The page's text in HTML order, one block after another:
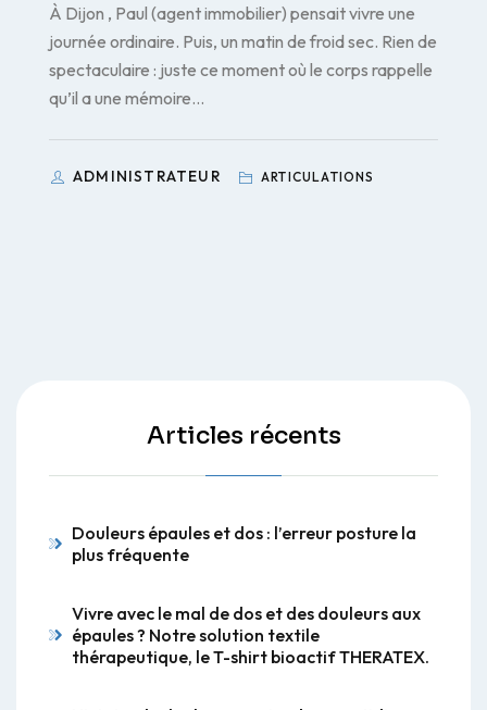
À Dijon , Paul (agent immobilier) pensait vivre une
journée ordinaire. Puis, un matin de froid sec. Rien de
spectaculaire : juste ce moment où le corps rappelle
qu’il a une mémoire…
ADMINISTRATEUR ARTICULATIONS
Articles récents
Douleurs épaules et dos : l’erreur posture la
plus fréquente
Vivre avec le mal de dos et des douleurs aux
épaules ? Notre solution textile
thérapeutique, le T-shirt bioactif THERATEX.